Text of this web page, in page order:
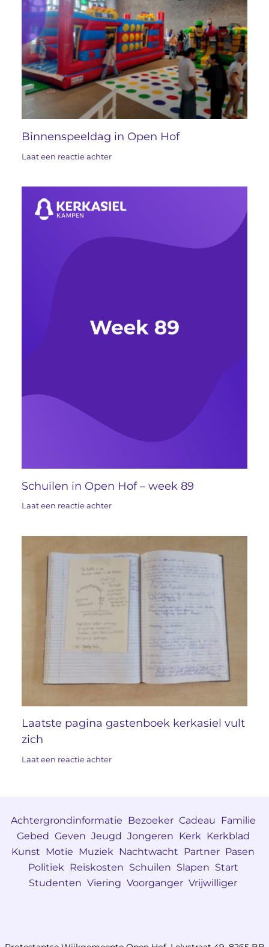
Binnenspeeldag in Open Hof
Laat een reactie achter
Schuilen in Open Hof – week 89
Laat een reactie achter
Laatste pagina gastenboek kerkasiel vult
zich
Laat een reactie achter
Achtergrondinformatie Bezoeker Cadeau Familie
Gebed Geven Jeugd Jongeren Kerk Kerkblad
Kunst Motie Muziek Nachtwacht Partner Pasen
Politiek Reiskosten Schuilen Slapen Start
Studenten Viering Voorganger Vrijwilliger